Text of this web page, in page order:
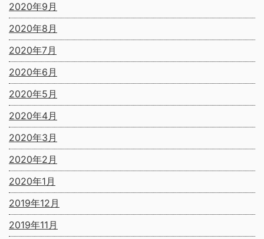
2020年9月
2020年8月
2020年7月
2020年6月
2020年5月
2020年4月
2020年3月
2020年2月
2020年1月
2019年12月
2019年11月